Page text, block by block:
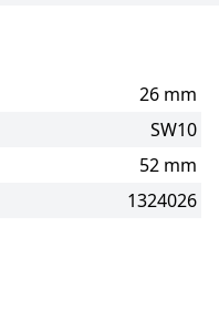
26 mm
SW10
52 mm
1324026